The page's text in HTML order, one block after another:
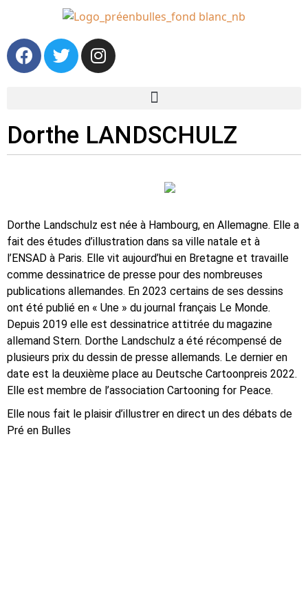
Dorthe LANDSCHULZ
Dorthe Landschulz est née à Hambourg, en Allemagne. Elle a
fait des études d’illustration dans sa ville natale et à
l’ENSAD à Paris. Elle vit aujourd’hui en Bretagne et travaille
comme dessinatrice de presse pour des nombreuses
publications allemandes. En 2023 certains de ses dessins
ont été publié en « Une » du journal français Le Monde.
Depuis 2019 elle est dessinatrice attitrée du magazine
allemand Stern. Dorthe Landschulz a été récompensé de
plusieurs prix du dessin de presse allemands. Le dernier en
date est la deuxième place au Deutsche Cartoonpreis 2022.
Elle est membre de l’association Cartooning for Peace.
Elle nous fait le plaisir d’illustrer en direct un des débats de
Pré en Bulles